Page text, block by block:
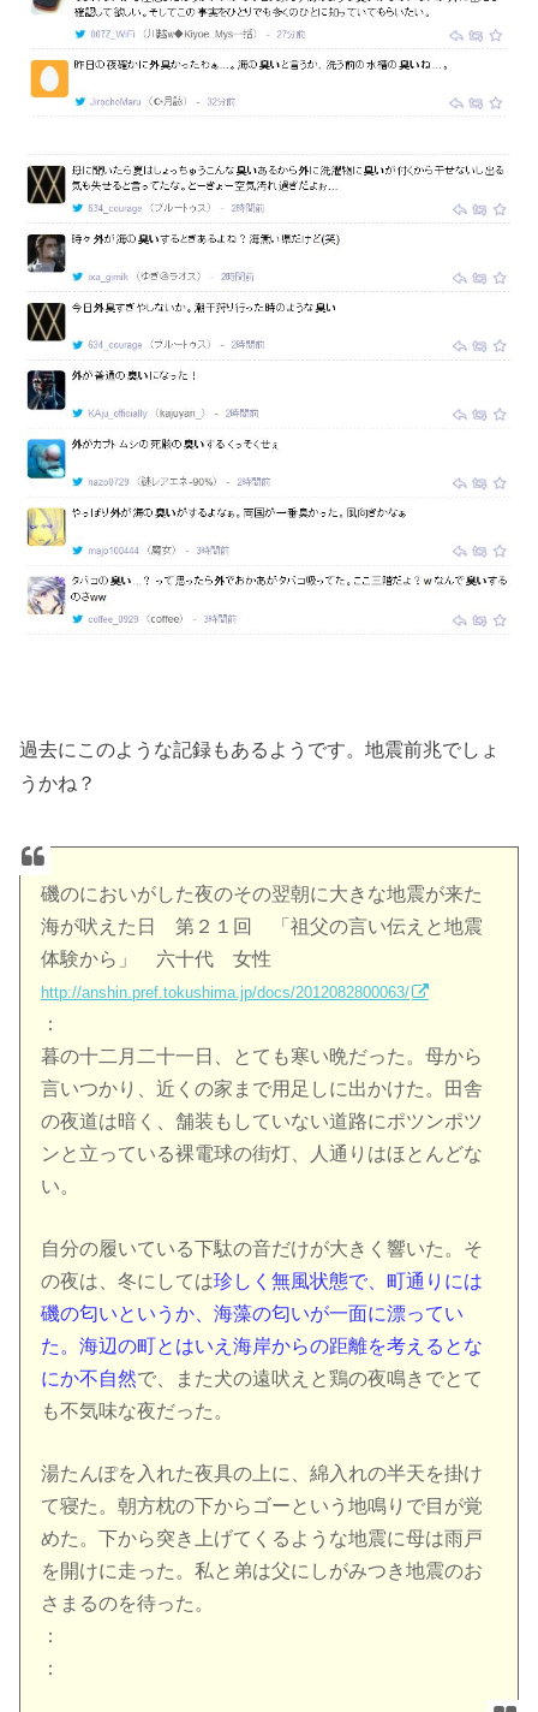
過去にこのような記録もあるようです。地震前兆でしょ
うかね？
磯のにおいがした夜のその翌朝に大きな地震が来た
海が吠えた日 第２１回 「祖父の言い伝えと地震
体験から」 六十代 女性
http://anshin.pref.tokushima.jp/docs/2012082800063/
：
暮の十二月二十一日、とても寒い晩だった。母から
言いつかり、近くの家まで用足しに出かけた。田舎
の夜道は暗く、舗装もしていない道路にポツンポツ
ンと立っている裸電球の街灯、人通りはほとんどな
い。
自分の履いている下駄の音だけが大きく響いた。そ
の夜は、冬にしては珍しく無風状態で、町通りには
磯の匂いというか、海藻の匂いが一面に漂ってい
た。海辺の町とはいえ海岸からの距離を考えるとな
にか不自然で、また犬の遠吠えと鶏の夜鳴きでとて
も不気味な夜だった。
湯たんぽを入れた夜具の上に、綿入れの半天を掛け
て寝た。朝方枕の下からゴーという地鳴りで目が覚
めた。下から突き上げてくるような地震に母は雨戸
を開けに走った。私と弟は父にしがみつき地震のお
さまるのを待った。
：
：